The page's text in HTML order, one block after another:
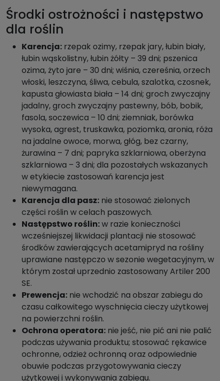
Środki ostrożności i następstwo
dla roślin
Karencja: rzepak ozimy, rzepak jary, łubin biały,
łubin wąskolistny, łubin żółty – 39 dni; pszenica
ozima, żyto jare – 30 dni; wiśnia, czereśnia, orzech
włoski, leszczyna, śliwa, cebula, szalotka, czosnek,
kapusta głowiasta biała – 14 dni; groch zwyczajny
jadalny, groch zwyczajny pastewny, bób, bobik,
fasola, soczewica – 10 dni; ziemniak, borówka
wysoka, agrest, truskawka, poziomka, aronia, róża
na jadalne owoce, morwa, głóg, bez czarny,
żurawina – 7 dni; papryka szklarniowa, oberżyna
szklarniowa – 3 dni; dla pozostałych wskazanych
w etykiecie zastosowań karencja jest
niewymagana.
Karencja dla pasz: nie stosować zielonych
części roślin w celach paszowych.
Następstwo roślin:w razie konieczności
wcześniejszej likwidacji plantacji nie stosować
środków zawierających acetamipryd na rośliny
uprawiane następczo w sezonie wegetacyjnym, w
którym został uprzednio zastosowany Artiler 200
SE.
Prewencja: nie wchodzić na obszar zabiegu do
czasu całkowitego wyschnięcia cieczy użytkowej
na powierzchni roślin.
Ochrona operatora: nie jeść, nie pić ani nie palić
podczas używania produktu; stosować rękawice
ochronne, odzież ochronną oraz odpowiednie
obuwie podczas przygotowywania cieczy
użytkowej i wykonywania zabiegu.